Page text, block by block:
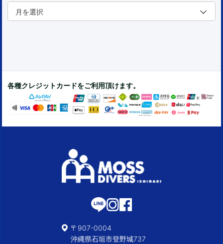
各種クレジットカードをご利用頂けます。
〒907-0004
沖縄県石垣市登野城737